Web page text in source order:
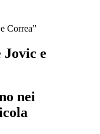
Correa”
e
nei